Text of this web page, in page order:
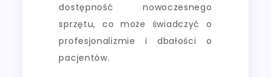
dostępność nowoczesnego
sprzętu, co może świadczyć o
profesjonalizmie i dbałości o
pacjentów.